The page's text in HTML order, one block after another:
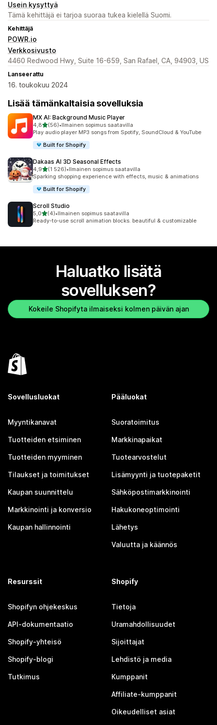
Usein kysyttyä
Tämä kehittäjä ei tarjoa suoraa tukea kielellä Suomi.
Kehittäjä
POWR.io
Verkkosivusto
4460 Redwood Hwy, Suite 16-659, San Rafael, CA, 94903, US
Lanseerattu
16. toukokuu 2024
Lisää tämänkaltaisia sovelluksia
MX AI: Background Music Player
4,8/ 5 tähteä
(56)
56 arvostelua yhteensä
•Ilmainen sopimus saatavilla
Play audio player MP3 songs from Spotify, SoundCloud & YouTube
Built for Shopify
Dakaas AI 3D Seasonal Effects
4,9/ 5 tähteä
(1 526)
1526 arvostelua yhteensä
•Ilmainen sopimus saatavilla
Sparking shopping experience with effects, music & animations
Built for Shopify
Scroll Studio
5,0/ 5 tähteä
(4)
4 arvostelua yhteensä
•Ilmainen sopimus saatavilla
Ready-to-use scroll animation blocks. beautiful & customizable
Haluatko lisätä
sovelluksen?
Kokeile Shopifyta ilmaiseksi kolmen päivän ajan
Sovellusluokat
Myyntikanavat
Tuotteiden etsiminen
Tuotteiden myyminen
Tilaukset ja toimitukset
Kaupan suunnittelu
Markkinointi ja konversio
Kaupan hallinnointi
Pääluokat
Suoratoimitus
Markkinapaikat
Tuotearvostelut
Lisämyynti ja tuotepaketit
Sähköpostimarkkinointi
Hakukoneoptimointi
Lähetys
Valuutta ja käännös
Resurssit
Shopifyn ohjekeskus
API-dokumentaatio
Shopify-yhteisö
Shopify-blogi
Tutkimus
Shopify
Tietoja
Uramahdollisuudet
Sijoittajat
Lehdistö ja media
Kumppanit
Affiliate-kumppanit
Oikeudelliset asiat